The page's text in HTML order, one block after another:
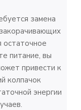
замена
остаточное
питание, вы
привести к
колпачок
энергии